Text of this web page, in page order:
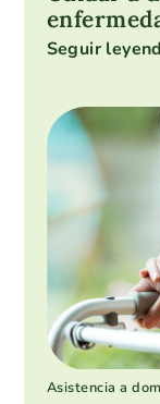
Seguir
Asistencia a